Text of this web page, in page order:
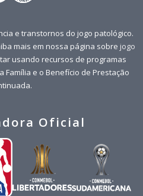
e transtornos do jogo patológico.
mais em nossa página sobre jogo
usando recursos de programas
Família e o Benefício de Prestação
Oficial